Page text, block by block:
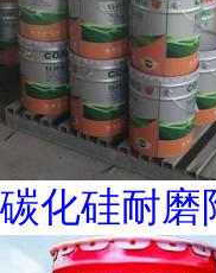
碳化硅耐磨